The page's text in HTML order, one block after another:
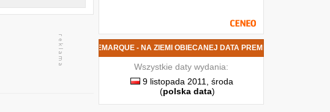
ERICH MARIA REMARQUE - NA ZIEMI OBIECANEJ DATA PREMIERY
Wszystkie daty wydania:
9 listopada 2011, środa
(polska data)